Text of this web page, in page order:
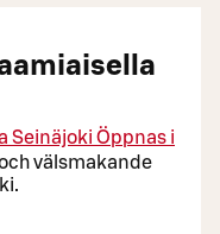
Seinäjoki Öppnas i
välsmakande